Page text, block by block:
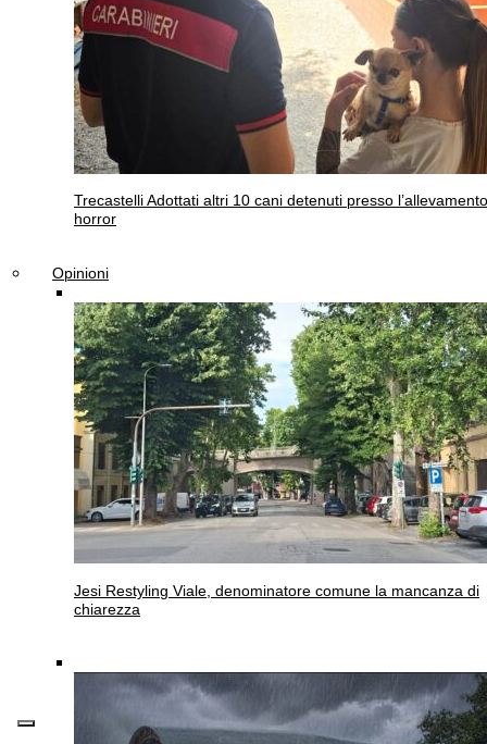
Trecastelli Adottati altri 10 cani detenuti presso l’allevamento
horror
Opinioni
Jesi Restyling Viale, denominatore comune la mancanza di
chiarezza